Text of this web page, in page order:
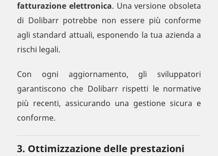
fatturazione elettronica. Una versione obsoleta
di Dolibarr potrebbe non essere più conforme
agli standard attuali, esponendo la tua azienda a
rischi legali.
Con ogni aggiornamento, gli sviluppatori
garantiscono che Dolibarr rispetti le normative
più recenti, assicurando una gestione sicura e
conforme.
3. Ottimizzazione delle prestazioni